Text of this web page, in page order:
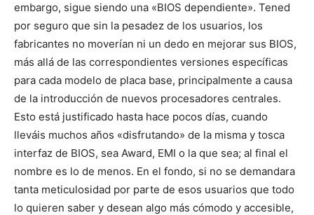
embargo, sigue siendo una «BIOS dependiente». Tened
por seguro que sin la pesadez de los usuarios, los
fabricantes no moverían ni un dedo en mejorar sus BIOS,
más allá de las correspondientes versiones específicas
para cada modelo de placa base, principalmente a causa
de la introducción de nuevos procesadores centrales.
Esto está justificado hasta hace pocos días, cuando
lleváis muchos años «disfrutando» de la misma y tosca
interfaz de BIOS, sea Award, EMI o la que sea; al final el
nombre es lo de menos. En el fondo, si no se demandara
tanta meticulosidad por parte de esos usuarios que todo
lo quieren saber y desean algo más cómodo y accesible,